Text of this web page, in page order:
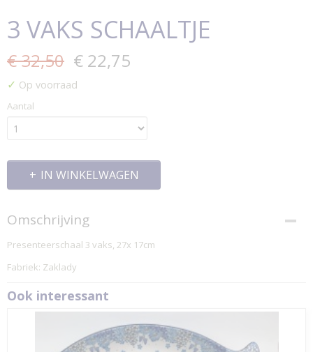
3 VAKS SCHAALTJE
€ 32,50 € 22,75
✓ Op voorraad
Aantal
IN WINKELWAGEN
Omschrijving
Presenteerschaal 3 vaks, 27x 17cm
Fabriek: Zaklady
Ook interessant